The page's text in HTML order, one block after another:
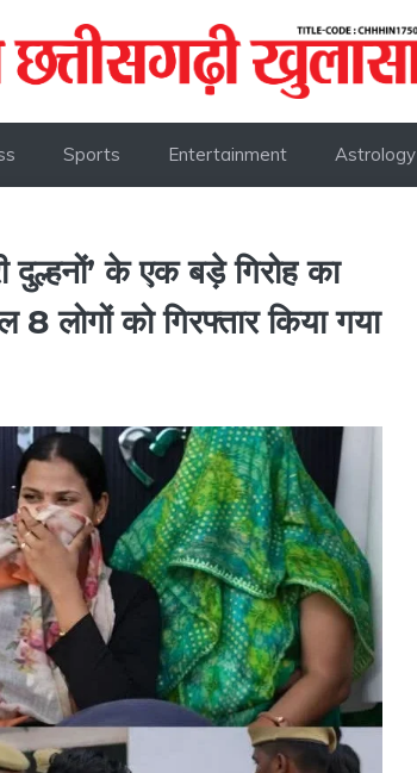
Sports Entertainment Astrology
के एक बड़े गिरोह का
लोगों को गिरफ्तार किया गया